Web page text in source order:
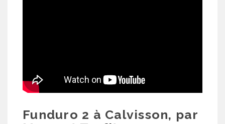
Funduro 2 à Calvisson, par